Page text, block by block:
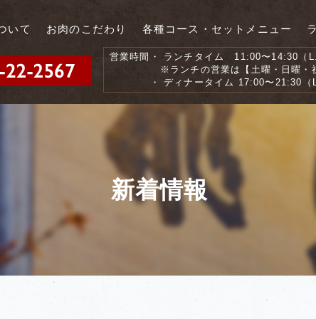
いて お肉のこだわり 各種コース・セットメニュー
営業時間
・ ランチタイム 11:00〜14:30（
※ランチの営業は【土曜・日曜・
・ ディナータイム 17:00〜21:30（
新着情報